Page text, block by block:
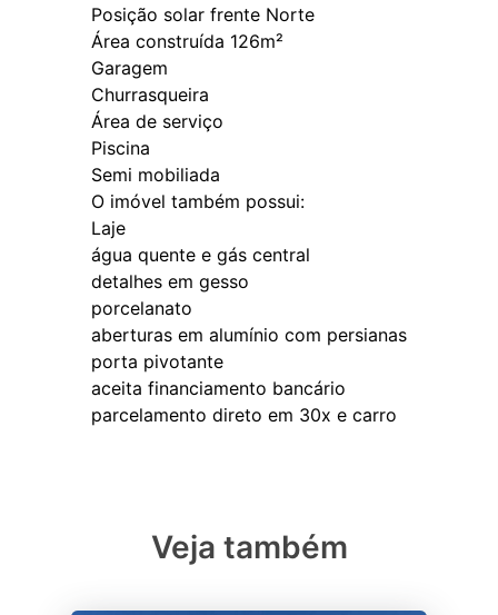
Posição solar frente Norte
Área construída 126m²
Garagem
Churrasqueira
Área de serviço
Piscina
Semi mobiliada
O imóvel também possui:
Laje
água quente e gás central
detalhes em gesso
porcelanato
aberturas em alumínio com persianas
porta pivotante
aceita financiamento bancário
Veja também